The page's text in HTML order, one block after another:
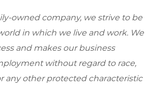
owned company, we strive to be
in which we live and work. We
and makes our business
without regard to race,
any other protected characteristic